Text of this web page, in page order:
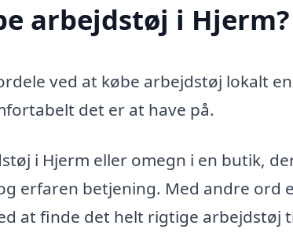
arbejdstøj i Hjerm?
ved at købe arbejdstøj lokalt
det er at have på.
i Hjerm eller omegn i en butik,
erfaren betjening. Med andre ord
at finde det helt rigtige arbejdstøj